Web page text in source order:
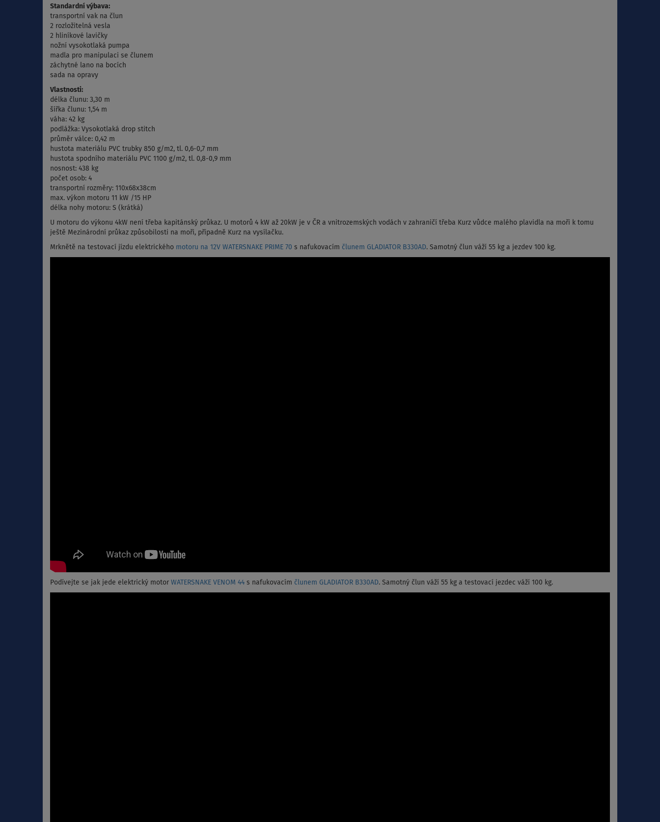
Standardní výbava:
transportní vak na člun
2 rozložitelná vesla
2 hliníkové lavičky
nožní vysokotlaká pumpa
madla pro manipulaci se člunem
záchytné lano na bocích
sada na opravy
Vlastnosti:
délka člunu: 3,30 m
šířka člunu: 1,54 m
váha: 42 kg
podlážka: Vysokotlaká drop stitch
průměr válce: 0,42 m
hustota materiálu PVC trubky 850 g/m2, tl. 0,6-0,7 mm
hustota spodního materiálu PVC 1100 g/m2, tl. 0,8-0,9 mm
nosnost: 438 kg
počet osob: 4
transportní rozměry: 110x68x38cm
max. výkon motoru 11 kW /15 HP
délka nohy motoru: S (krátká)
U motoru do výkonu 4kW není třeba kapitánský průkaz. U motorů 4 kW až 20kW je v ČR a vnitrozemských vodách v zahraničí třeba Kurz vůdce malého plavidla na moři k tomu
ještě Mezinárodní průkaz způsobilosti na moři, případně Kurz na vysílačku.
Mrknětě na testovací jízdu elektrického motoru na 12V WATERSNAKE PRIME 70 s nafukovacím člunem GLADIATOR B330AD. Samotný člun váží 55 kg a jezdev 100 kg.
Podívejte se jak jede elektrický motor WATERSNAKE VENOM 44 s nafukovacím člunem GLADIATOR B330AD. Samotný člun váží 55 kg a testovací jezdec váží 100 kg.